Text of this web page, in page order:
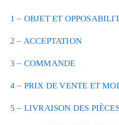
1 – OBJET ET
2 – ACCEPTATION
3 – COMMANDE
4 – PRIX DE VENTE ET
5 – LIVRAISON DES